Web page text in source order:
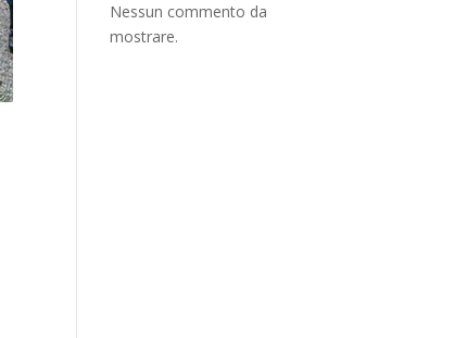
Nessun commento da
mostrare.